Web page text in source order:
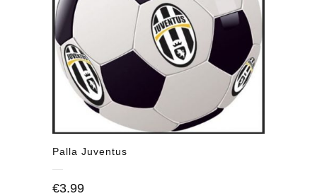
Palla Juventus
€3.99